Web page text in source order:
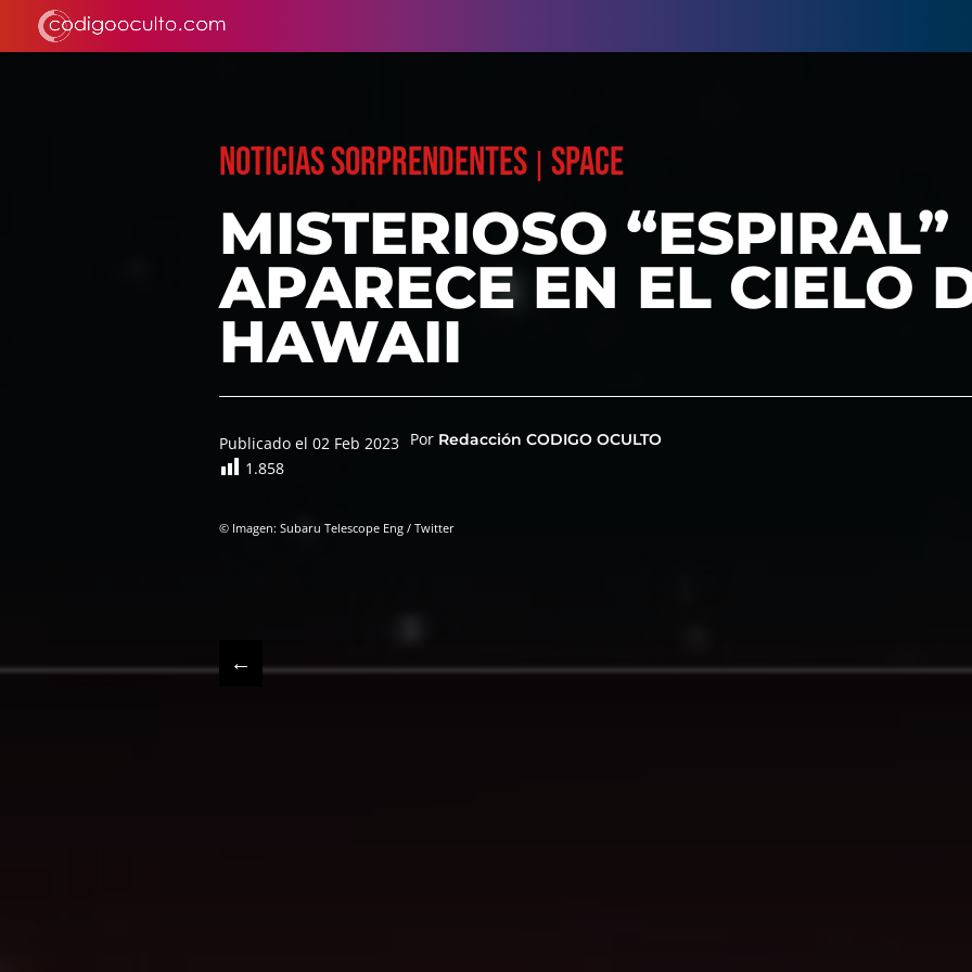
NOTICIAS SORPRENDENTES| SPACE
MISTERIOSO “ESPIRAL”
APARECE EN EL CIELO
HAWAII
Publicado el 02 Feb 2023 Por Redacción CODIGO OCULTO
1.858
© Imagen: Subaru Telescope Eng / Twitter
←